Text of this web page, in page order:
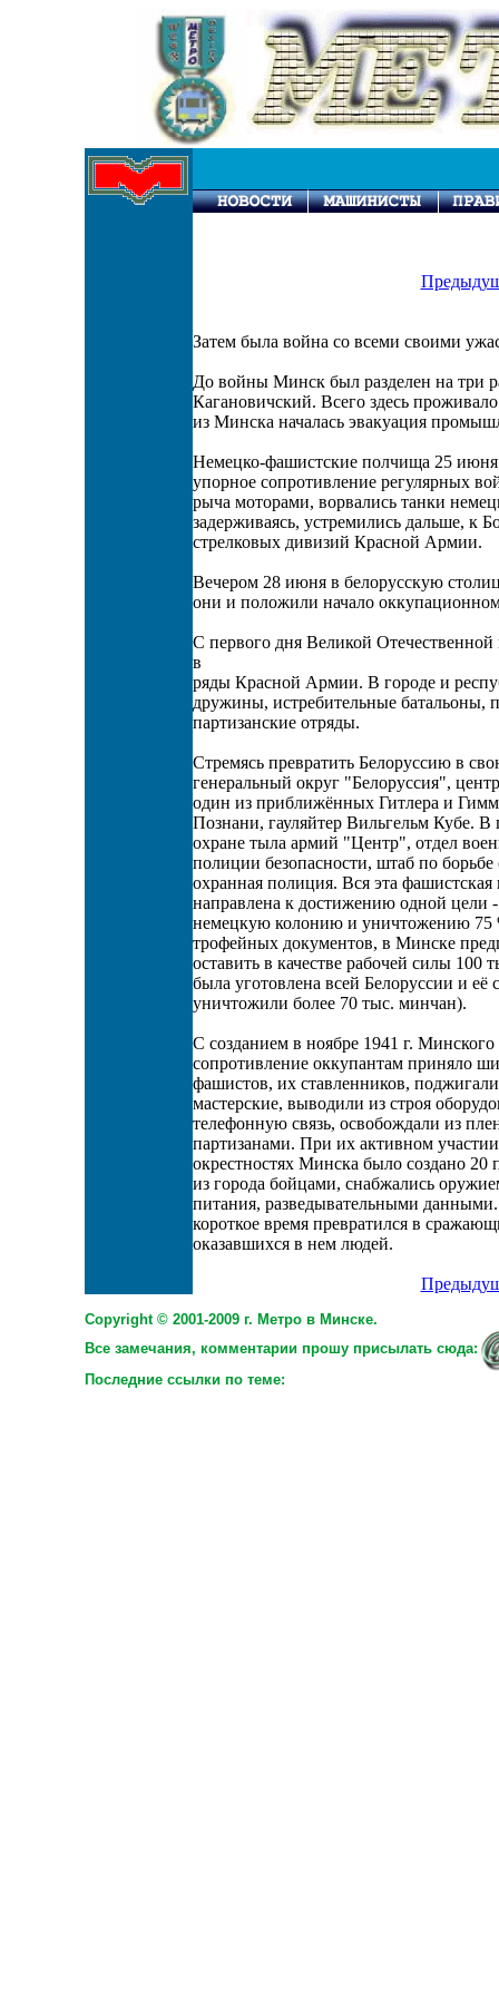
Затем была война со всеми своими
До войны Минск был разделен на три
Кагановичский. Всего здесь
из Минска началась эвакуация
Немецко-фашистские полчища 25
упорное сопротивление регулярных
рыча моторами, ворвались танки
задерживаясь, устремились дальше, к
стрелковых дивизий Красной Армии.
Вечером 28 июня в белорусскую
они и положили начало
С первого дня Великой
в
ряды Красной Армии. В городе и
дружины, истребительные батальоны,
партизанские отряды.
Стремясь превратить Белоруссию в
генеральный округ "Белоруссия",
один из приближённых Гитлера и
Познани, гауляйтер Вильгельм Кубе. В
охране тыла армий "Центр", отдел
полиции безопасности, штаб по
охранная полиция. Вся эта
направлена к достижению одной цели
немецкую колонию и уничтожению 75
трофейных документов, в Минске
оставить в качестве рабочей силы 100
была уготовлена всей Белоруссии и
уничтожили более 70 тыс. минчан).
С созданием в ноябре 1941 г.
сопротивление оккупантам приняло
фашистов, их ставленников,
мастерские, выводили из строя
телефонную связь, освобождали из
партизанами. При их активном
окрестностях Минска было создано 20
из города бойцами, снабжались
питания, разведывательными
короткое время превратился в
оказавшихся в нем людей.
Copyright © 2001-2009 г. Метро в Минске.
Все замечания, комментарии прошу присылать сюда:
Последние ссылки по теме: